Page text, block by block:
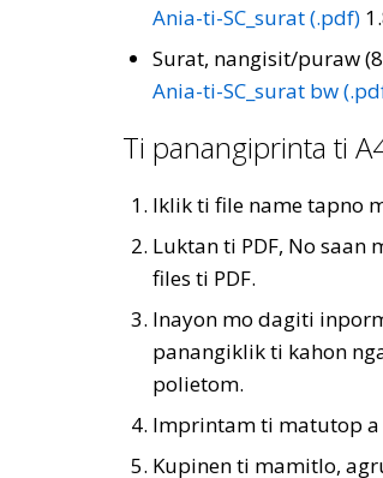
Ania-ti-SC_surat (.pdf)
Surat, nangisit/puraw
Ania-ti-SC_surat bw
Ti panangiprinta ti
Iklik ti file name tapno
Luktan ti PDF, No
files ti PDF.
Inayon mo dagiti
panangiklik ti kahon
polietom.
Imprintam ti matutop a
Kupinen ti mamitlo,